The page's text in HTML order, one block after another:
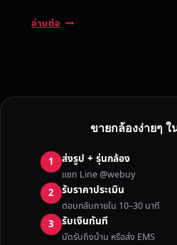
อ่านต่อ
ล้
O
N
Y
เ
จ
ขายกล้องง่ายๆ
1 ส่งรูป + รุ่นกล้อง
แชท Line @webuy
2 รับราคาประเมิน
ตอบกลับภายใน 10–30 นาที
3 รับเงินทันที
นัดรับถึงบ้าน หรือส่ง EMS